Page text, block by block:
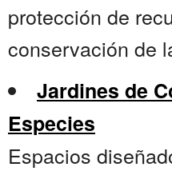
protección de
conservación de
Jardines de
Especies
Espacios